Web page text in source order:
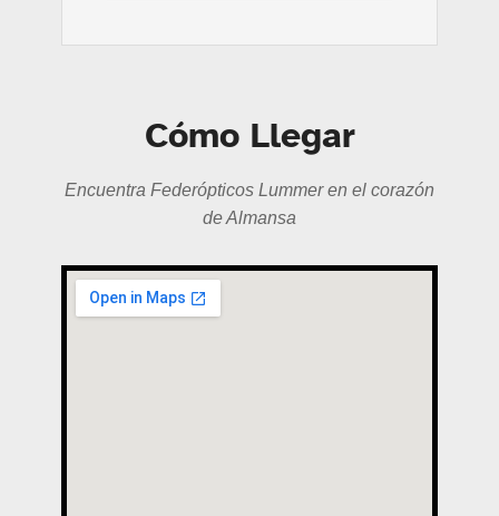
Cómo Llegar
Encuentra Federópticos Lummer en el corazón
de Almansa